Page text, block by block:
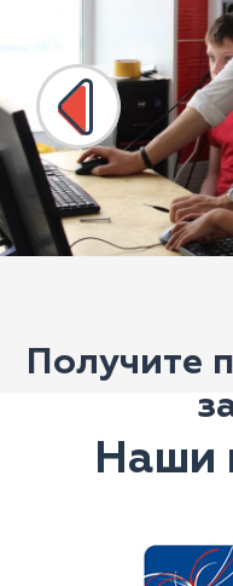
Получите
Наши